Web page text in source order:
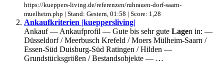
https://kueppers-living.de/referenzen/ruhrauen-dorf-saarn-
muelheim.php | Stand: Gestern, 01:58 | Score: 1,28
Ankaufkriterien |kueppersliving|
Ankauf — Ankaufprofil — Gute bis sehr gute Lagen in: —
Düsseldorf / Meerbusch Krefeld / Moers Mülheim-Saarn /
Essen-Süd Duisburg-Süd Ratingen / Hilden —
Grundstücksgrößen / Bestandsobjekte — …